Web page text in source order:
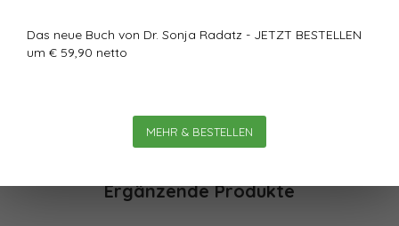
Das neue Buch von Dr. Sonja Radatz - JETZT BESTELLEN
um € 59,90 netto
MEHR & BESTELLEN
Ihre Bewertung hinzufügen
Ergänzende Produkte